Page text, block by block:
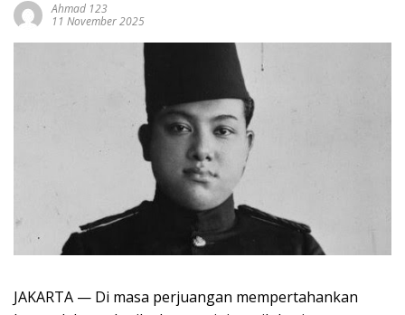
Ahmad 123
11 November 2025
JAKARTA — Di masa perjuangan mempertahankan